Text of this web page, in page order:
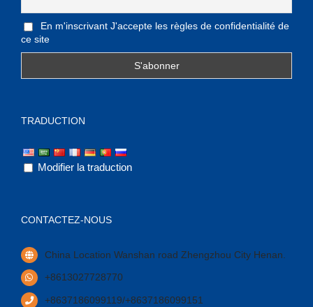
En m'inscrivant J'accepte les règles de confidentialité de
ce site
TRADUCTION
Modifier la traduction
CONTACTEZ-NOUS
China Location Wanshan road Zhengzhou City Henan
+8613027728770
+8637186099119/+8637186099151